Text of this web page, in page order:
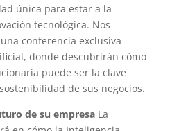
única para estar a la
tecnológica. Nos
conferencia exclusiva
donde descubrirán cómo
puede ser la clave
de sus negocios.
de su empresaLa